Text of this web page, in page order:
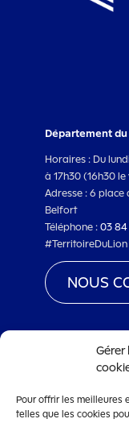
Département
Horaires : Du
à 17h30 (16h30
Adresse : 6
Belfort
Téléphone :03
#TerritoireDuLion
NOUS
Mentions légales
Pour offrir les meilleures
telles que les cookies